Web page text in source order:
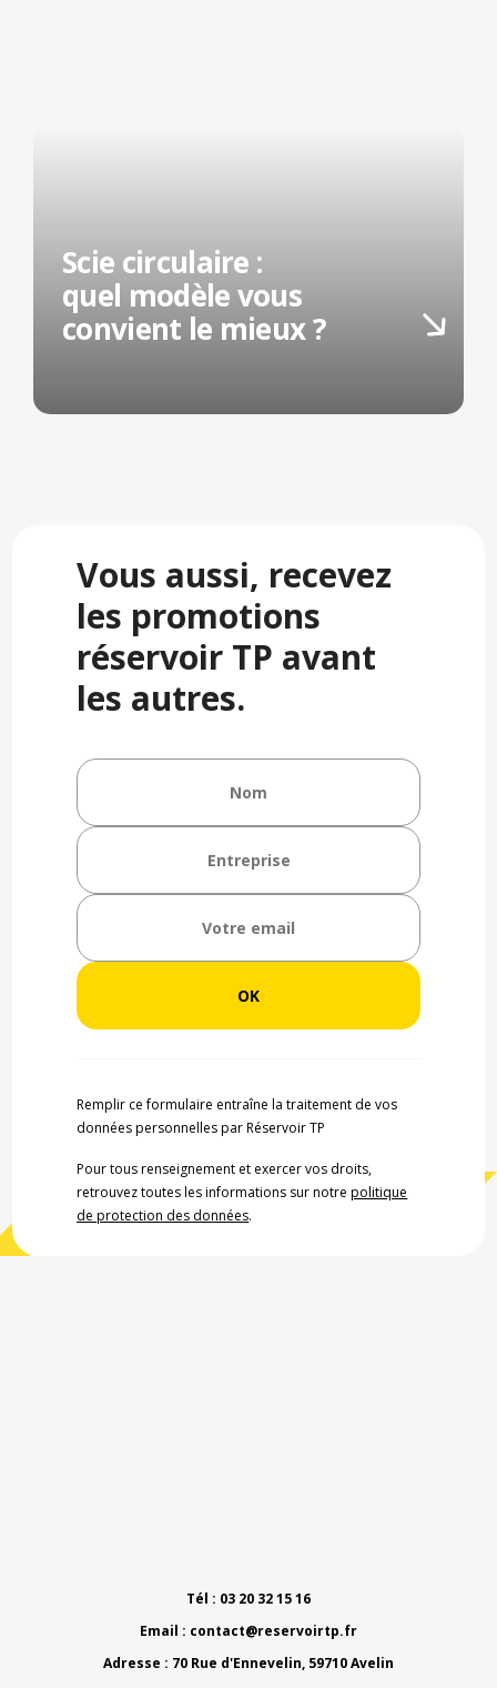
Scie circulaire :
quel modèle vous
convient le mieux ?
Vous aussi, recevez
les promotions
réservoir TP avant
les autres.
Remplir ce formulaire entraîne la traitement de vos
données personnelles par Réservoir TP
Pour tous renseignement et exercer vos droits,
retrouvez toutes les informations sur notrepolitique
de protection des données.
Tél : 03 20 32 15 16
Email : contact@reservoirtp.fr
Adresse : 70 Rue d'Ennevelin, 59710 Avelin